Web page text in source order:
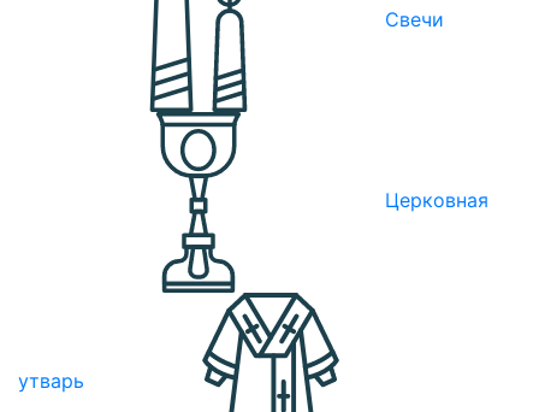
Свечи
Церковная
утварь